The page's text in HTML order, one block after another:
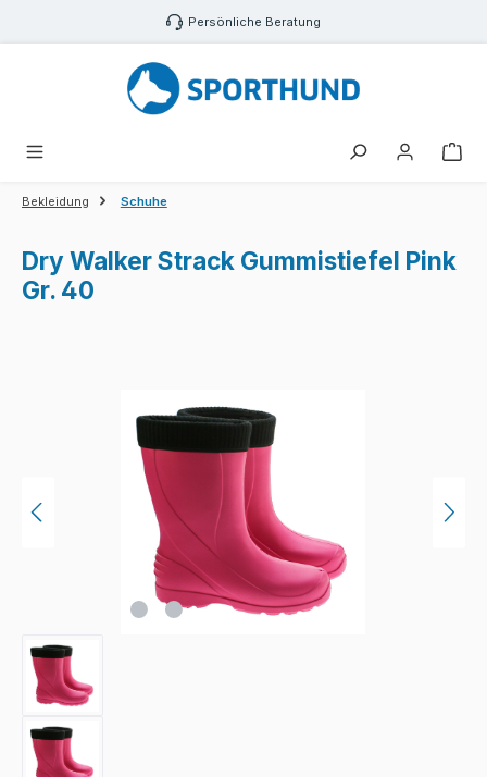
Zum Hauptinhalt springen Persönliche Beratung
Bekleidung Schuhe
Dry Walker Strack Gummistiefel Pink
Gr. 40